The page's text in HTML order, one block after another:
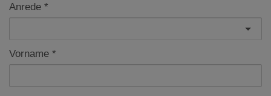
Anrede
Vorname